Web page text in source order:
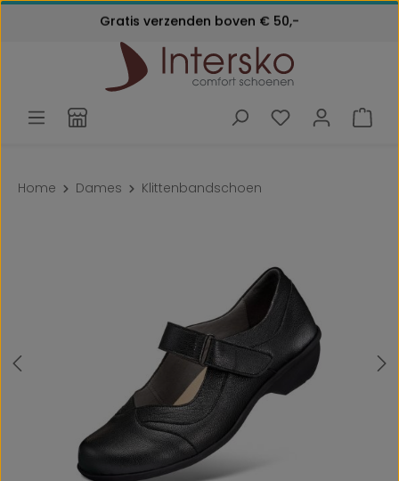
Ga naar de hoofdinhoud
24 maanden garantie
Klantenservice: 072 - 571 79 79
Gratis verzenden boven € 50,-
Home Dames Klittenbandschoen